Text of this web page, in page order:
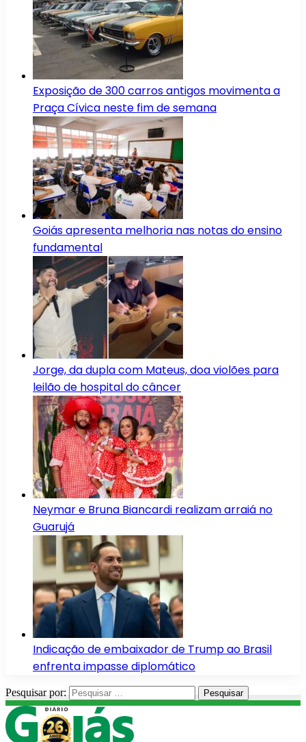
Exposição de 300 carros antigos movimenta a
Praça Cívica neste fim de semana
Goiás apresenta melhoria nas notas do ensino
fundamental
Jorge, da dupla com Mateus, doa violões para
leilão de hospital do câncer
Neymar e Bruna Biancardi realizam arraiá no
Guarujá
Indicação de embaixador de Trump ao Brasil
enfrenta impasse diplomático
Pesquisar por: